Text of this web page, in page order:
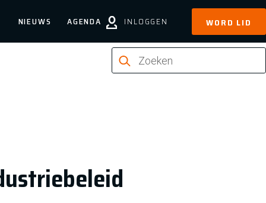
NIEUWS AGENDA INLOGGEN WORD LID